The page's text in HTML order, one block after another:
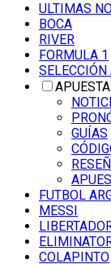
ULTIMAS
BOCA
RIVER
FORMULA 1
SELECCIÓN
GUÍAS
FUTBOL
MESSI
COLAPINTO